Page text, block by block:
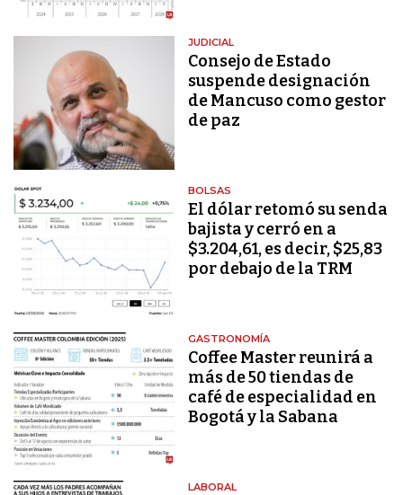
JUDICIAL
Consejo de Estado
suspende designación
de Mancuso como gestor
de paz
BOLSAS
El dólar retomó su senda
bajista y cerró en a
$3.204,61, es decir, $25,83
por debajo de la TRM
GASTRONOMÍA
Coffee Master reunirá a
más de 50 tiendas de
café de especialidad en
Bogotá y la Sabana
LABORAL